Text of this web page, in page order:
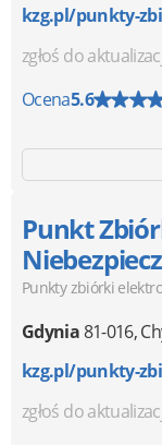
kzg.pl/punkty-
zgłoś do
Ocena5.6
Punkt
Punkty zbiórki
Gdynia81-016,
kzg.pl/punkty-
zgłoś do